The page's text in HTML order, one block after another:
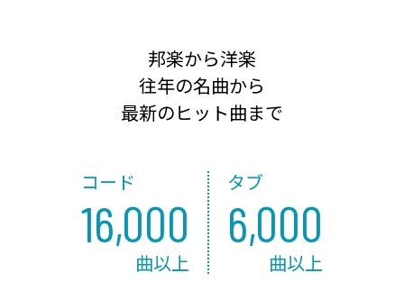
邦楽から洋楽
往年の名曲から
最新のヒット曲まで
コード
16,000
曲以上
タブ
6,000
曲以上